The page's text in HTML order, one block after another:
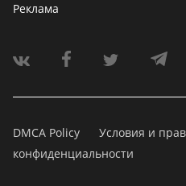
Реклама
DMCA Policy Условия и
конфиденциальности